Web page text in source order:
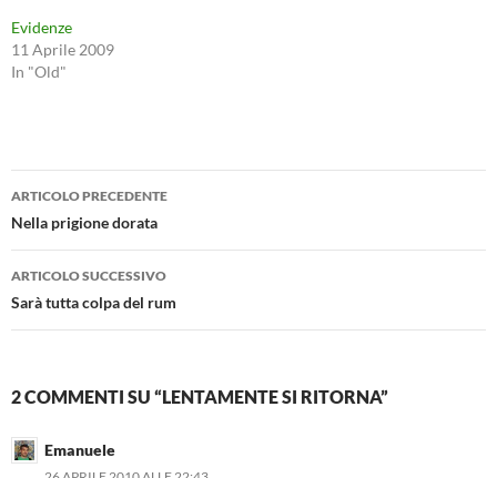
Evidenze
11 Aprile 2009
In "Old"
Navigazione
articolo
ARTICOLO PRECEDENTE
Nella prigione dorata
ARTICOLO SUCCESSIVO
Sarà tutta colpa del rum
2 COMMENTI SU “LENTAMENTE SI RITORNA”
Emanuele